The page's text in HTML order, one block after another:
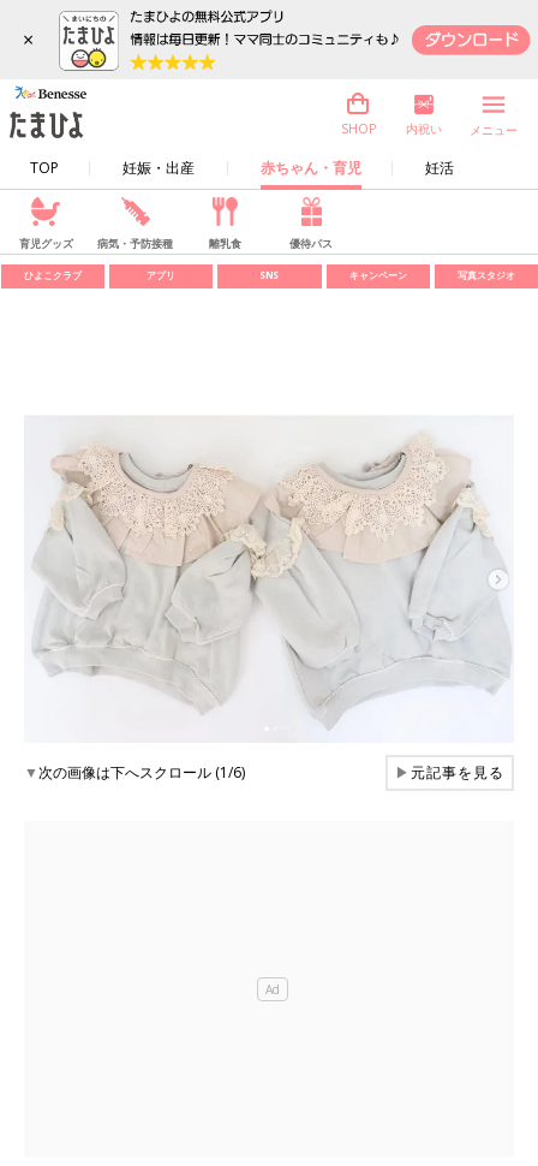
×
TOP 妊娠・出産 赤ちゃん・育児 妊活
SHOP 内祝い メニュー
育児グッズ 病気・予防接種 離乳食 優待パス
ひよこクラブ アプリ SNS キャンペーン 写真スタジオ
▼次の画像は下へスクロール (1/6) ▶元記事を見る